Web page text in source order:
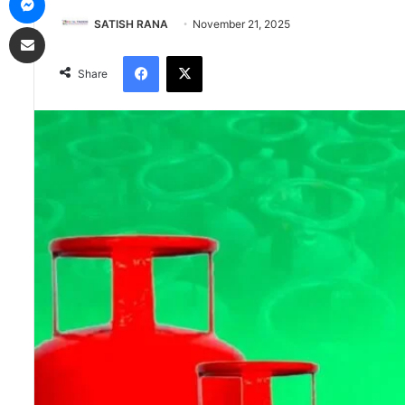
SATISH RANA November 21, 2025
Share
Facebook
X
Share via Email